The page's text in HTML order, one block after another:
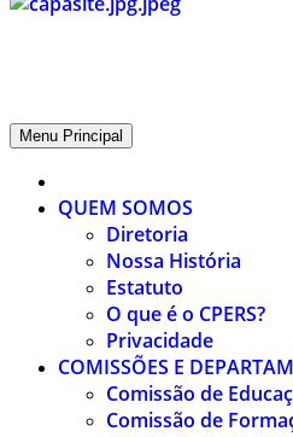
CPERS – Sindicato
CPERS – Sindicato dos
Menu Principal
QUEM SOMOS
Diretoria
Nossa História
Estatuto
O que é o CPERS?
Privacidade
COMISSÕES E
Comissão de
Comissão de